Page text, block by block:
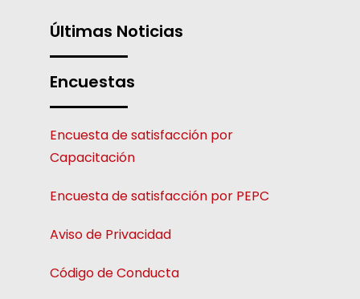
Últimas Noticias
Encuestas
Encuesta de satisfacción por
Capacitación
Encuesta de satisfacción por PEPC
Aviso de Privacidad
Código de Conducta